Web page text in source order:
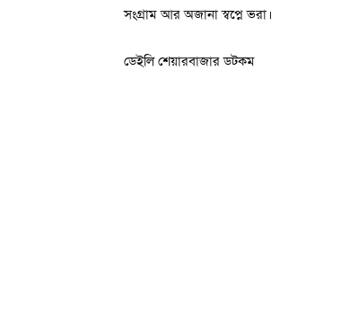
সংগ্রাম আর অজানা স্বপ্নে ভরা।
ডেইলি শেয়ারবাজার ডটকম